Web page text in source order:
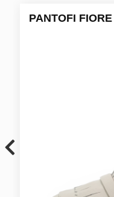
PANTOFI